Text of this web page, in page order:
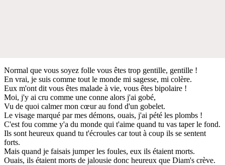
Normal que vous soyez folle vous êtes trop gentille, gentille !
En vrai, je suis comme tout le monde mi sagesse, mi colère.
Eux m'ont dit vous êtes malade à vie, vous êtes bipolaire !
Moi, j'y ai cru comme une conne alors j'ai gobé,
Vu de quoi calmer mon cœur au fond d'un gobelet.
Le visage marqué par mes démons, ouais, j'ai pété les plombs !
C'est fou comme y'a du monde qui t'aime quand tu vas taper le fond.
Ils sont heureux quand tu t'écroules car tout à coup ils se sentent
forts.
Mais quand je faisais jumper les foules, eux ils étaient morts.
Ouais, ils étaient morts de jalousie donc heureux que Diam's crève.